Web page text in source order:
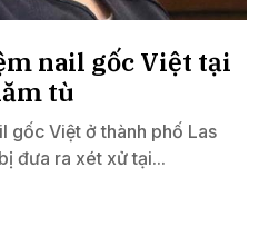
nail gốc Việt tại
tù
gốc Việt ở thành phố Las
đưa ra xét xử tại...